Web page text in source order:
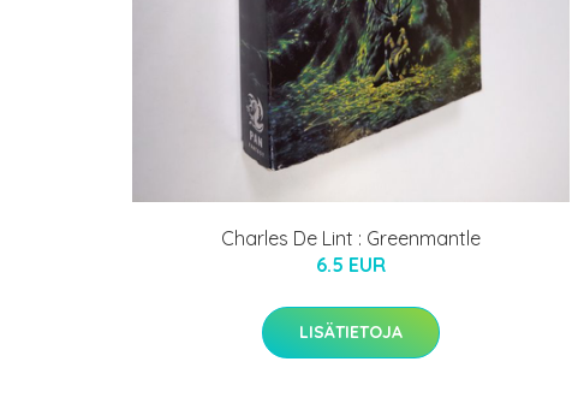
Charles De Lint : Greenmantle
6.5 EUR
LISÄTIETOJA